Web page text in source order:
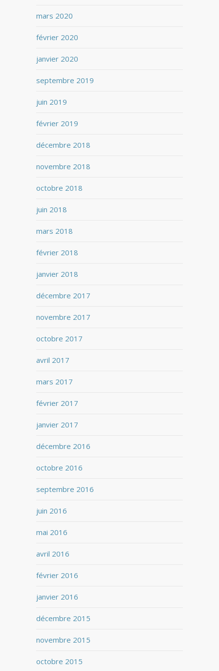
mars 2020
février 2020
janvier 2020
septembre 2019
juin 2019
février 2019
décembre 2018
novembre 2018
octobre 2018
juin 2018
mars 2018
février 2018
janvier 2018
décembre 2017
novembre 2017
octobre 2017
avril 2017
mars 2017
février 2017
janvier 2017
décembre 2016
octobre 2016
septembre 2016
juin 2016
mai 2016
avril 2016
février 2016
janvier 2016
décembre 2015
novembre 2015
octobre 2015